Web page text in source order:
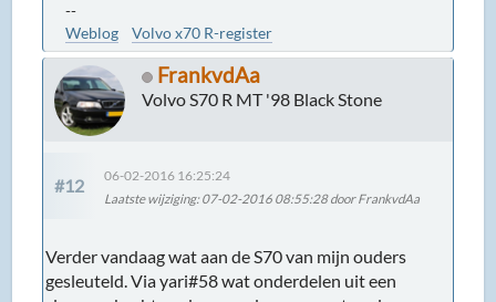
--
Weblog
Volvo x70 R-register
FrankvdAa
Volvo S70 R MT '98 Black Stone
#12
06-02-2016 16:25:24
Laatste wijziging: 07-02-2016 08:55:28 door FrankvdAa
Verder vandaag wat aan de S70 van mijn ouders
gesleuteld. Via yari#58 wat onderdelen uit een